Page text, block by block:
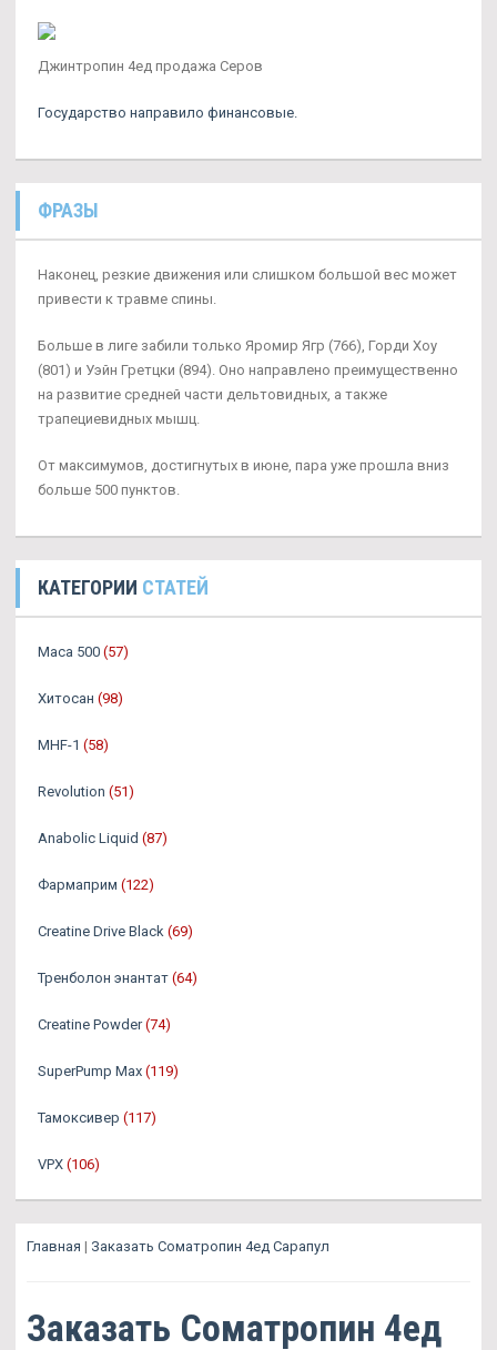
Джинтропин 4ед продажа Серов
Государство направило финансовые.
ФРАЗЫ
Наконец, резкие движения или слишком большой вес может
привести к травме спины.
Больше в лиге забили только Яромир Ягр (766), Горди Хоу
(801) и Уэйн Гретцки (894). Оно направлено преимущественно
на развитие средней части дельтовидных, а также
трапециевидных мышц.
От максимумов, достигнутых в июне, пара уже прошла вниз
больше 500 пунктов.
КАТЕГОРИИ СТАТЕЙ
Maca 500 (57)
Хитосан (98)
MHF-1 (58)
Revolution (51)
Anabolic Liquid (87)
Фармаприм (122)
Creatine Drive Black (69)
Тренболон энантат (64)
Creatine Powder (74)
SuperPump Max (119)
Тамоксивер (117)
VPX (106)
Главная | Заказать Cоматропин 4ед Сарапул
Заказать Cоматропин 4ед